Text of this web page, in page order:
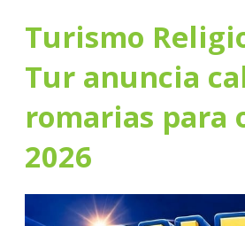
Turismo
Tur anuncia
romarias para
2026